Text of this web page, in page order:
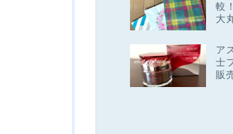
較
大
ア
士
販